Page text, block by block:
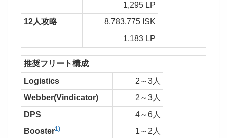
1,295 LP
12人攻略
8,783,775 ISK
1,183 LP
推奨フリート構成
Logistics
2～3人
Webber(Vindicator)
2～3人
DPS
4～6人
Booster1) 1～2人